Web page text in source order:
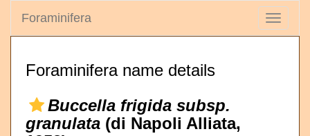
Toggle
Foraminifera
Foraminifera name details
Buccella frigida subsp.
granulata (di Napoli Alliata,